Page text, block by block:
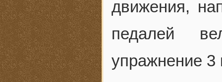
движения,
педалей
упражнение 3